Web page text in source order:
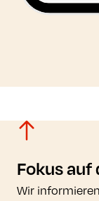
Fokus
Wir